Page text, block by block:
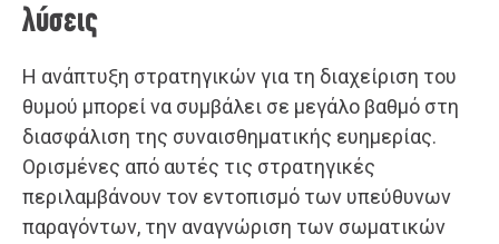
λύσεις
Η ανάπτυξη στρατηγικών για τη διαχείριση του
θυμού μπορεί να συμβάλει σε μεγάλο βαθμό στη
διασφάλιση της συναισθηματικής ευημερίας.
Ορισμένες από αυτές τις στρατηγικές
περιλαμβάνουν τον εντοπισμό των υπεύθυνων
παραγόντων, την αναγνώριση των σωματικών